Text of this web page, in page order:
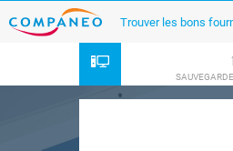
Trouver les bons